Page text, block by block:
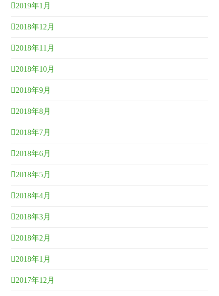
2019年1月
2018年12月
2018年11月
2018年10月
2018年9月
2018年8月
2018年7月
2018年6月
2018年5月
2018年4月
2018年3月
2018年2月
2018年1月
2017年12月